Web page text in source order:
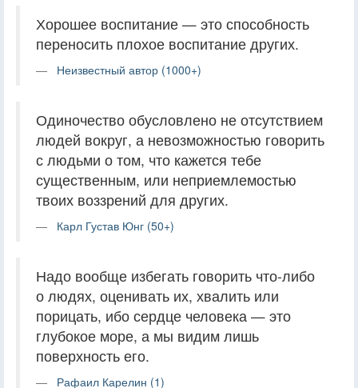
Хорошее воспитание — это способность
переносить плохое воспитание других.
Неизвестный автор (1000+)
Одиночество обусловлено не отсутствием
людей вокруг, а невозможностью говорить
с людьми о том, что кажется тебе
существенным, или неприемлемостью
твоих воззрений для других.
Карл Густав Юнг (50+)
Надо вообще избегать говорить что-либо
о людях, оценивать их, хвалить или
порицать, ибо сердце человека — это
глубокое море, а мы видим лишь
поверхность его.
Рафаил Карелин (1)